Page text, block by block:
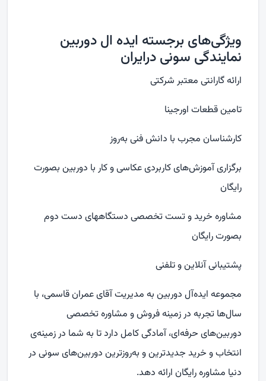
ویژگی‌های برجسته ایده ال دوربین
نمایندگی سونی درایران
ارائه گارانتی معتبر شرکتی
تامین قطعات اورجینا
کارشناسان مجرب با دانش فنی به‌روز
برگزاری آموزش‌های کاربردی عکاسی و کار با دوربین بصورت
رایگان
مشاوره خرید و تست تخصصی دستگاههای دست دوم
بصورت رایگان
پشتیبانی آنلاین و تلفنی
مجموعه ایده‌آل دوربین به مدیریت آقای عمران قاسمی، با
سال‌ها تجربه در زمینه فروش و مشاوره تخصصی
دوربین‌های حرفه‌ای، آمادگی کامل دارد تا به شما در زمینه‌ی
انتخاب و خرید جدیدترین و به‌روزترین دوربین‌های سونی در
دنیا مشاوره رایگان ارائه دهد.